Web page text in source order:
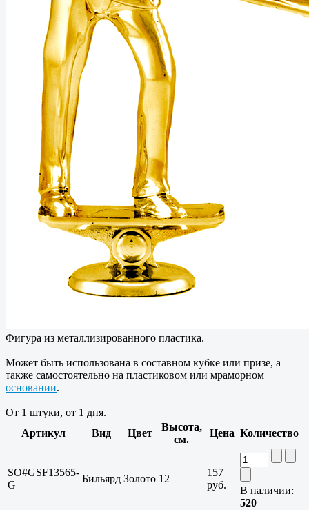
Фигура из металлизированного пластика.
Может быть использована в составном кубке или призе, а
также самостоятельно на пластиковом или мраморном
основании.
От 1 штуки, от 1 дня.
Артикул
Вид Цвет
Высота,
см.
Цена Количество
SO#GSF13565-
G
Бильярд Золото 12
157
руб.
В наличии:
520